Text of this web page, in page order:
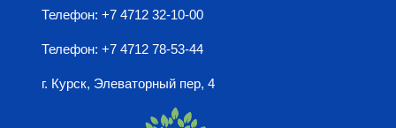
Телефон: +7 4712 32-10-00
Телефон: +7 4712 78-53-44
г. Курск, Элеваторный пер, 4